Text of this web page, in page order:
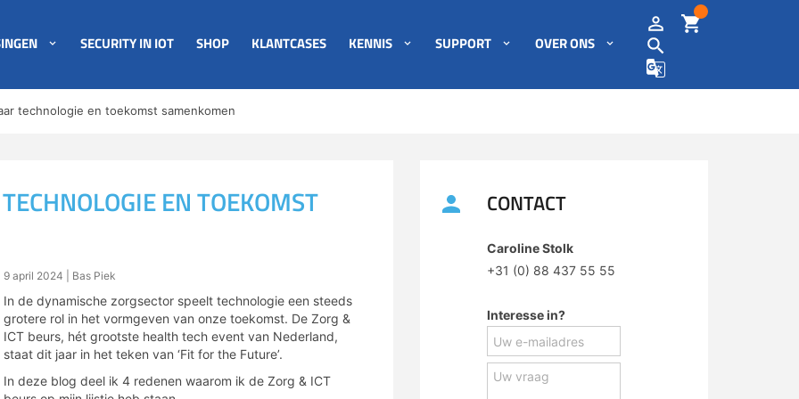
SECURITY IN IOT SHOP KLANTCASES KENNIS SUPPORT OVER ONS
technologie en toekomst samenkomen
EN TOEKOMST
9 april 2024 | Bas Piek
In de dynamische zorgsector speelt technologie een steeds
grotere rol in het vormgeven van onze toekomst. De Zorg &
ICT beurs, hét grootste health tech event van Nederland,
staat dit jaar in het teken van ‘Fit for the Future’.
In deze blog deel ik 4 redenen waarom ik de Zorg & ICT
CONTACT
Caroline Stolk
+31 (0) 88 437 55 55
Interesse in?